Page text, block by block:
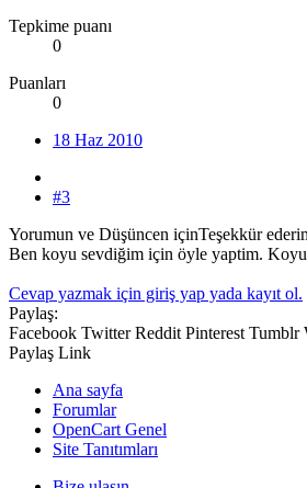
Tepkime puanı
0
Puanları
0
18 Haz 2010
#3
Yorumun ve Düşüncen içinTeşekkür
Ben koyu sevdiğim için öyle yaptim.
Cevap yazmak için giriş yap yada kayıt ol.
Paylaş:
Facebook Twitter Reddit Pinterest Tumblr
Paylaş Link
Ana sayfa
Forumlar
OpenCart Genel
Site Tanıtımları